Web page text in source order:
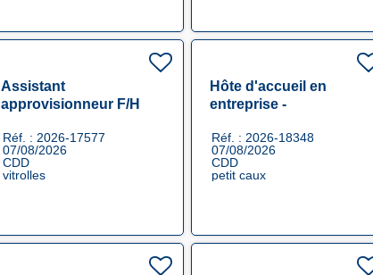
Assistant
approvisionneur F/H
Réf. : 2026-17577
07/08/2026
CDD
vitrolles
Hôte d'accueil en
entreprise -
Réf. : 2026-18348
07/08/2026
CDD
petit caux